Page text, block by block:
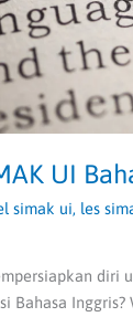
UI
simak ui, les
diri
Bahasa Inggris?